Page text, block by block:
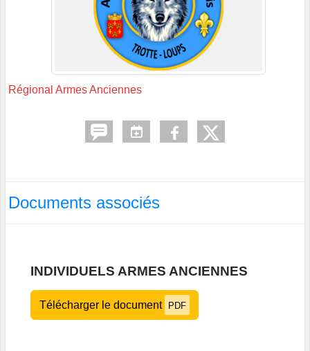
Régional Armes Anciennes
Documents associés
INDIVIDUELS ARMES ANCIENNES
Télécharger le document PDF